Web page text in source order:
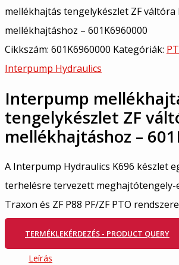
mellékhajtás tengelykészlet ZF váltóra
mellékhajtáshoz – 601K6960000
Cikkszám: 601K6960000 Kategóriák:
Interpump Hydraulics
Interpump
tengelykészlet ZF
mellékhajtáshoz –
A Interpump Hydraulics K696 készlet
terhelésre tervezett meghajtótengely-
Traxon és ZF P88 PF/ZF PTO
TERMÉKLEKÉRDEZÉS - PRODUCT QUERY
Leírás